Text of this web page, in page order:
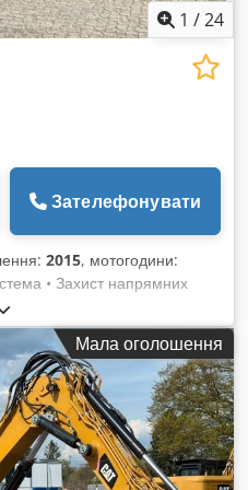
1 /24
Зателефонувати
2015, мотогодини:
• Захист напрямних
кільця • Гусениці
• Основна рама, довге
відвалу • Відвал (приблизно
насосом середнього тиску •
захисту піддону Стріла,
виконання
виконання
з функцією підйому •
Мала оголошення